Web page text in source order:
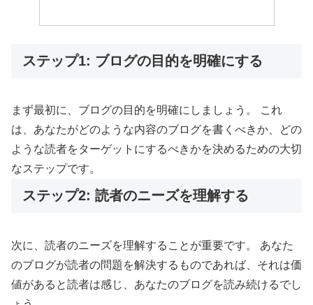
ステップ1: ブログの目的を明確にする
まず最初に、ブログの目的を明確にしましょう。 これ
は、あなたがどのような内容のブログを書くべきか、どの
ような読者をターゲットにするべきかを決めるための大切
なステップです。
ステップ2: 読者のニーズを理解する
次に、読者のニーズを理解することが重要です。 あなた
のブログが読者の問題を解決するものであれば、それは価
値があると読者は感じ、あなたのブログを読み続けるでし